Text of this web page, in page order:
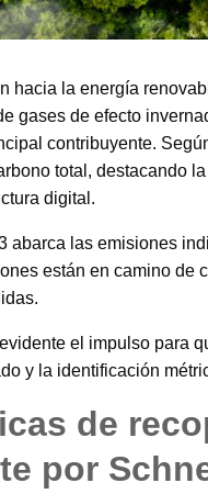
hacia la energía
gases de efecto
contribuyente.
total, destacando
digital.
abarca las emisiones
están en camino de
el impulso para
y la identificación
de
por